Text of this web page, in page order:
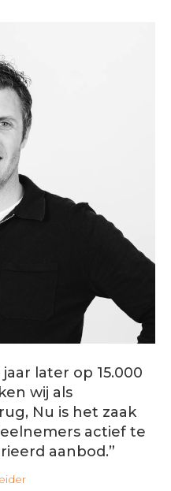
later op 15.000
wij als
Nu is het zaak
actief te
aanbod.”